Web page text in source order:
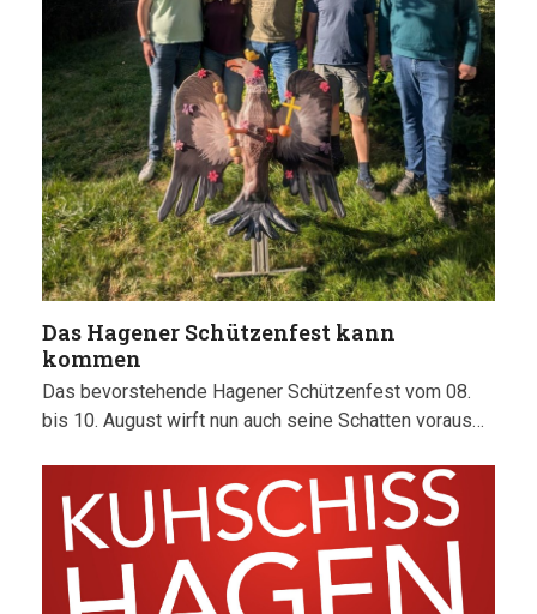
Das Hagener Schützenfest kann
kommen
Das bevorstehende Hagener Schützenfest vom 08.
bis 10. August wirft nun auch seine Schatten voraus…